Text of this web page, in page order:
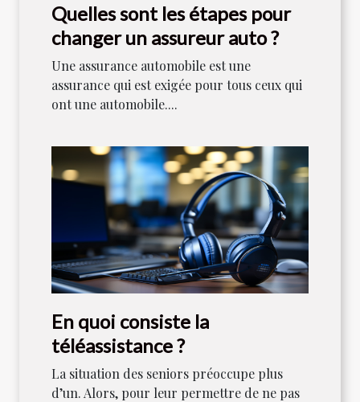
Quelles sont les étapes pour
changer un assureur auto ?
Une assurance automobile est une
assurance qui est exigée pour tous ceux qui
ont une automobile....
En quoi consiste la
téléassistance ?
La situation des seniors préoccupe plus
d’un. Alors, pour leur permettre de ne pas